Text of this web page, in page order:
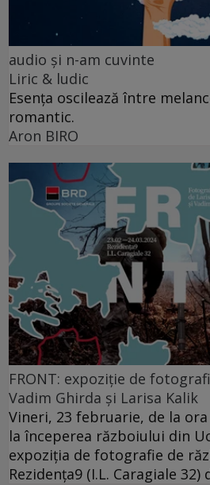
audio şi n-am cuvinte
Liric & ludic
Esența oscilează între
romantic.
Aron BIRO
FRONT: expoziție de
Vadim Ghirda și Larisa Kalik
Vineri, 23 februarie, de la
la începerea războiului din
expoziția de fotografie de
Rezidența9 (I.L. Caragiale